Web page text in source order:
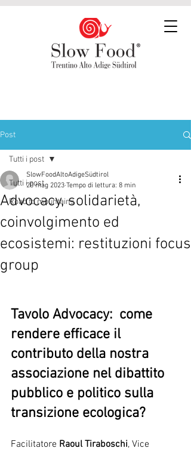
Post
Tutti i post
Road to mountains
Tutti i post
Advocacy, solidarietà,
coinvolgimento ed
ecosistemi: restituzioni focus
group
SlowFoodAltoAdigeSüdtirol
20 mag 2023 Tempo di lettura: 8 min
Tavolo Advocacy:  come
rendere efficace il
contributo della nostra
associazione nel dibattito
pubblico e politico sulla
transizione ecologica?
Facilitatore Raoul Tiraboschi, Vice